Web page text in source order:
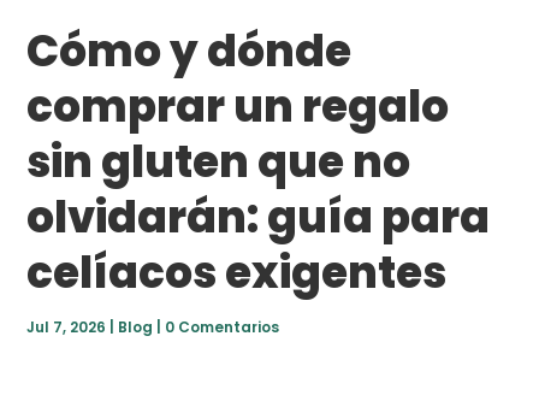
Cómo y dónde
comprar un regalo
sin gluten que no
olvidarán: guía para
celíacos exigentes
Jul 7, 2026 Blog 0 Comentarios